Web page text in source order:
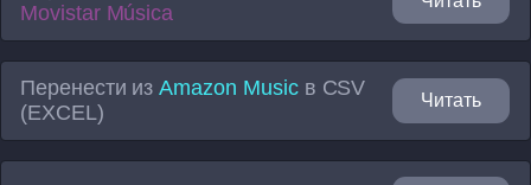
Movistar Música
Перенести изAmazon Musicв CSV
(EXCEL)
Читать